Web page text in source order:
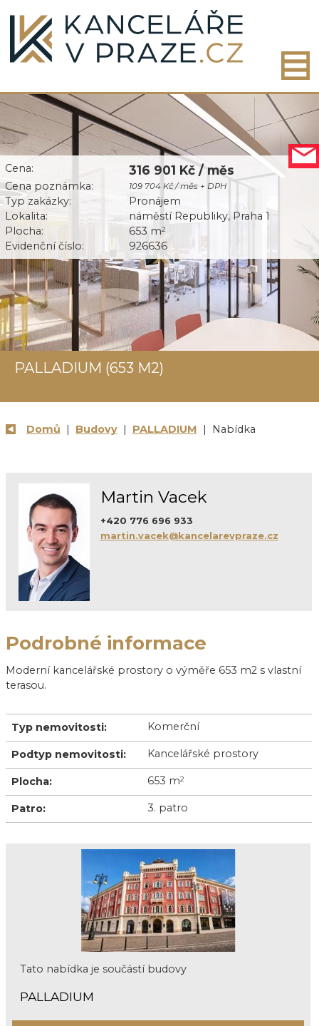
Cena: 316 901 Kč / měs
Cena poznámka: 109 704 Kč / měs + DPH
Typ zakázky:
Pronájem
Lokalita:
náměstí Republiky, Praha 1
Plocha:
653 m2
Evidenční číslo: 926636
PALLADIUM (653 M2)
Domů | Budovy| PALLADIUM | Nabídka
Martin Vacek
+420 776 696 933
martin.vacek@kancelarevpraze.cz
Podrobné informace
Moderní kancelářské prostory o výměře 653 m2 s vlastní
terasou.
Typ nemovitosti: Komerční
Podtyp nemovitosti: Kancelářské prostory
Plocha: 653 m2
Patro: 3. patro
Tato nabídka je součástí budovy
PALLADIUM